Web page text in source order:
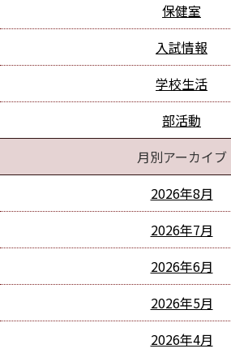
保健室
入試情報
学校生活
部活動
月別アーカイブ
2026年8月
2026年7月
2026年6月
2026年5月
2026年4月